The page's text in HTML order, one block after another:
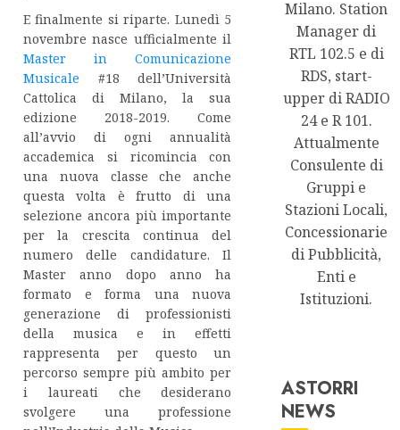
E finalmente si riparte. Lunedì 5
novembre nasce ufficialmente il
Master in Comunicazione
Musicale #18 dell’Università
Cattolica di Milano, la sua
edizione 2018-2019. Come
all’avvio di ogni annualità
accademica si ricomincia con
una nuova classe che anche
questa volta è frutto di una
selezione ancora più importante
per la crescita continua del
numero delle candidature. Il
Master anno dopo anno ha
formato e forma una nuova
generazione di professionisti
della musica e in effetti
rappresenta per questo un
percorso sempre più ambito per
i laureati che desiderano
svolgere una professione
Milano. Station
Manager di
RTL 102.5 e di
RDS, start-
upper di RADIO
24 e R 101.
Attualmente
Consulente di
Gruppi e
Stazioni Locali,
Concessionarie
di Pubblicità,
Enti e
Istituzioni.
ASTORRI
NEWSAstorri News